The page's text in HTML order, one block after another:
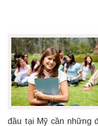
đầu tại Mỹ cần những